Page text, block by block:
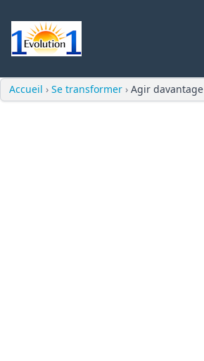
Accueil › Se transformer › Agir davantage